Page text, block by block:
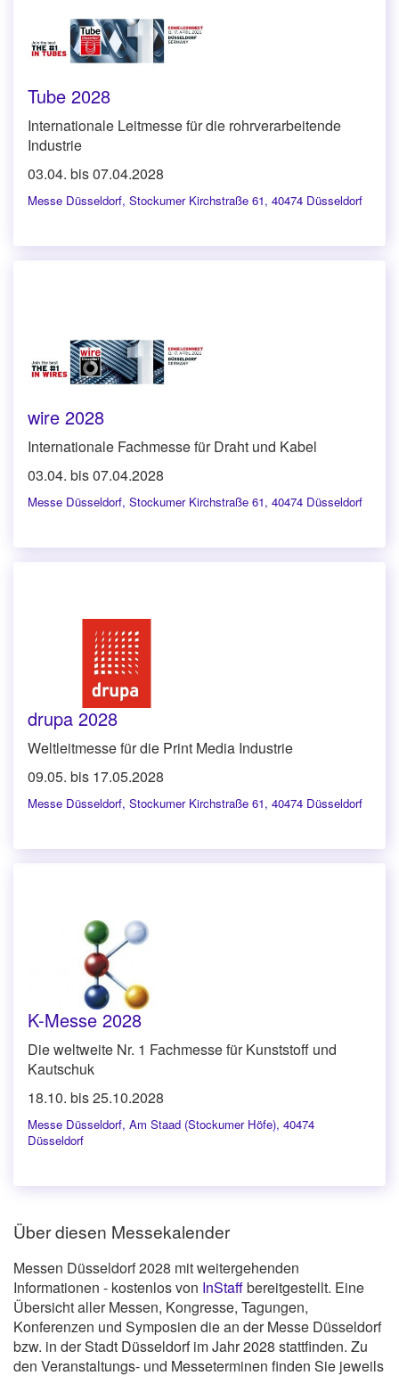
Tube 2028
Internationale Leitmesse für die rohrverarbeitende
Industrie
03.04. bis 07.04.2028
Messe Düsseldorf, Stockumer Kirchstraße 61, 40474 Düsseldorf
wire 2028
Internationale Fachmesse für Draht und Kabel
03.04. bis 07.04.2028
Messe Düsseldorf, Stockumer Kirchstraße 61, 40474 Düsseldorf
drupa 2028
Weltleitmesse für die Print Media Industrie
09.05. bis 17.05.2028
Messe Düsseldorf, Stockumer Kirchstraße 61, 40474 Düsseldorf
K-Messe 2028
Die weltweite Nr. 1 Fachmesse für Kunststoff und
Kautschuk
18.10. bis 25.10.2028
Messe Düsseldorf, Am Staad (Stockumer Höfe), 40474
Düsseldorf
Über diesen Messekalender
Messen Düsseldorf 2028 mit weitergehenden
Informationen - kostenlos von InStaffbereitgestellt. Eine
Übersicht aller Messen, Kongresse, Tagungen,
Konferenzen und Symposien die an der Messe Düsseldorf
bzw. in der Stadt Düsseldorf im Jahr 2028 stattfinden. Zu
den Veranstaltungs- und Messeterminen finden Sie jeweils